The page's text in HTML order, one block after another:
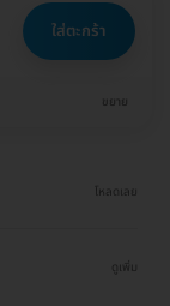
ใส่ตะกร้า
ขยาย
โหลดเลย
ดูเพิ่ม